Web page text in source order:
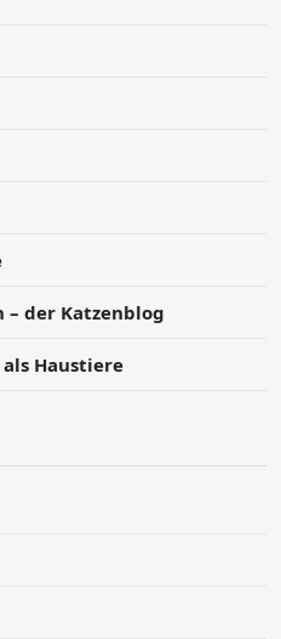
– der Katzenblog
Haustiere